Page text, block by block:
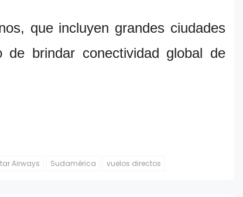
que incluyen grandes ciudades
brindar conectividad global de
Airways Sudamérica vuelos directos